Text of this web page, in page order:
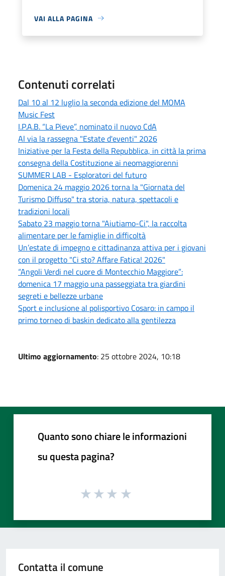
VAI ALLA PAGINA
Contenuti correlati
Dal 10 al 12 luglio la seconda edizione del MOMA
Music Fest
I.P.A.B. “La Pieve”, nominato il nuovo CdA
Al via la rassegna "Estate d'eventi" 2026
Iniziative per la Festa della Repubblica, in città la prima
consegna della Costituzione ai neomaggiorenni
SUMMER LAB - Esploratori del futuro
Domenica 24 maggio 2026 torna la "Giornata del
Turismo Diffuso" tra storia, natura, spettacoli e
tradizioni locali
Sabato 23 maggio torna "Aiutiamo-Ci", la raccolta
alimentare per le famiglie in difficoltà
Un’estate di impegno e cittadinanza attiva per i giovani
con il progetto "Ci sto? Affare Fatica! 2026"
“Angoli Verdi nel cuore di Montecchio Maggiore”:
domenica 17 maggio una passeggiata tra giardini
segreti e bellezze urbane
Sport e inclusione al polisportivo Cosaro: in campo il
primo torneo di baskin dedicato alla gentilezza
Ultimo aggiornamento: 25 ottobre 2024, 10:18
Quanto sono chiare le informazioni
su questa pagina?
Contatta il comune